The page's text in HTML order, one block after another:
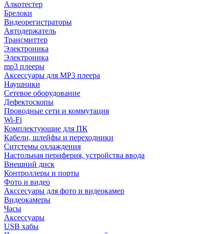
Алкотестер
Брелоки
Видеорегистраторы
Автодержатель
Трансмиттер
Электроника
Электроника
mp3 плееры
Аксессуары для MP3 плеера
Наушники
Сетевое оборудование
Дефектоскопы
Проводные сети и коммутация
Wi-Fi
Комплектующие для ПК
Кабели, шлейфы и переходники
Ситстемы охлаждения
Настольная периферия, устройства ввода
Внешний диск
Контроллеры и порты
Фото и видео
Акссесуары для фото и видеокамер
Видеокамеры
Часы
Аксессуары
USB хабы